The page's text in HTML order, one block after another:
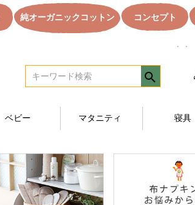
純オーガニックコットン コンセプト
ベビー マタニティ 寝具